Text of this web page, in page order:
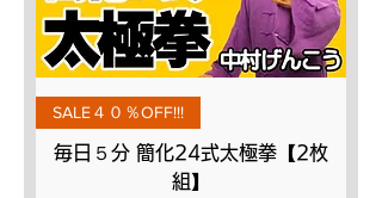
SALE４０％OFF!!!
毎日５分 簡化24式太極拳【2枚
組】